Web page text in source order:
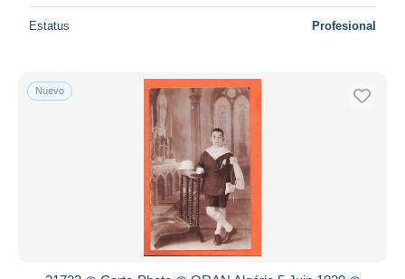
Estatus Profesional
Nuevo